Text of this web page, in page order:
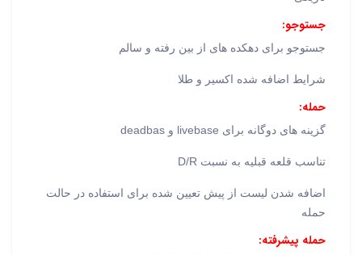
جستوجو:
جستوجو برای دهکده های از بین رفته و سالم
شرایط اضافه شده اکسیر و طلا
حمله:
گزینه های دوگانه برای livebase و deadbas
تناسب قلعه قبلیه به نسبت D/R
اضافه شدن لیست از پیش تعیین شده برای استفاده در حالت
حمله
حمله پیشرفته: